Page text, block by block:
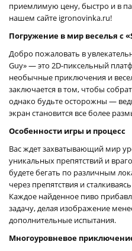
приемлимую цену, быстро и в
нашем сайте igronovinka.ru!
Погружение в мир веселья с
Добро пожаловать в
Guy» — это 2D-пиксельный
необычные приключения и
заключается в том, чтобы
однако будьте осторожны —
экран становится все более
Особенности игры и процесс
Вас ждет захватывающий мир
уникальных препятствий и
будете бегать по различным
через препятствия и
Каждое найденное пиво
задачу, делая изображение
дополнительные испытания.
Многоуровневое